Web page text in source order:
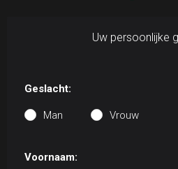
Uw persoonlijke
Geslacht:
Man Vrouw
Voornaam: